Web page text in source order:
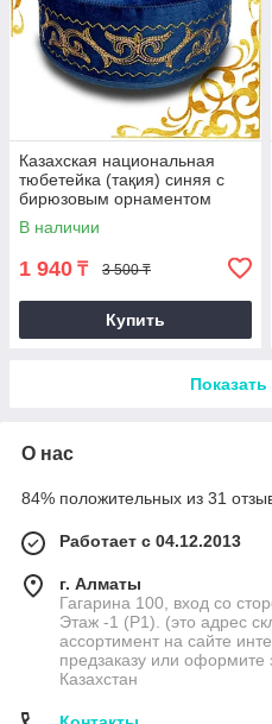
Казахская национальная
тюбетейка (тақия) синяя с
бирюзовым орнаментом
В наличии
1 940 ₸ 3 500 ₸
Купить
О нас
84% положительных из 31
Работает с 04.12.2013
г. Алматы
Гагарина 100, вход со
Этаж -1 (P1). (это адрес
ассортимент на сайте
предзаказу или оформите
Казахстан